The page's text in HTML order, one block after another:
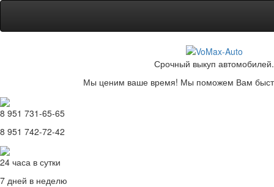
Срочный выкуп автомобилей.
Мы ценим ваше время! Мы поможем Вам
8 951 731-65-65
8 951 742-72-42
24 часа в сутки
7 дней в неделю